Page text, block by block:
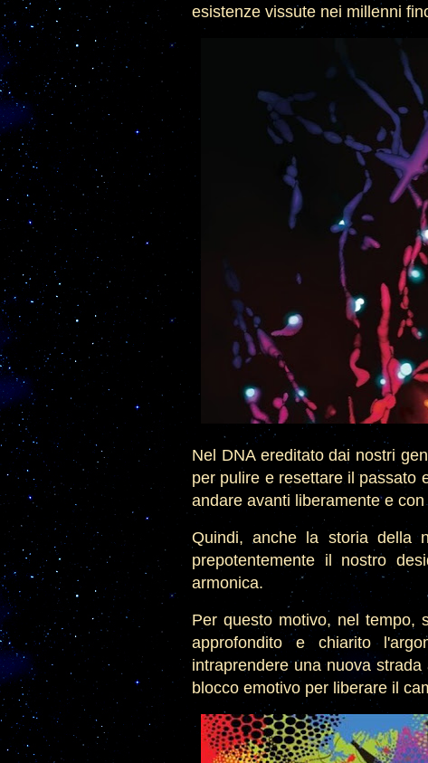
esistenze vissute nei millenni
Nel DNA ereditato dai nostri
per pulire e resettare il passato
andare avanti liberamente e con
Quindi, anche la storia della
prepotentemente il nostro
armonica.
Per questo motivo, nel tempo,
approfondito e chiarito
intraprendere una nuova
blocco emotivo per liberare il